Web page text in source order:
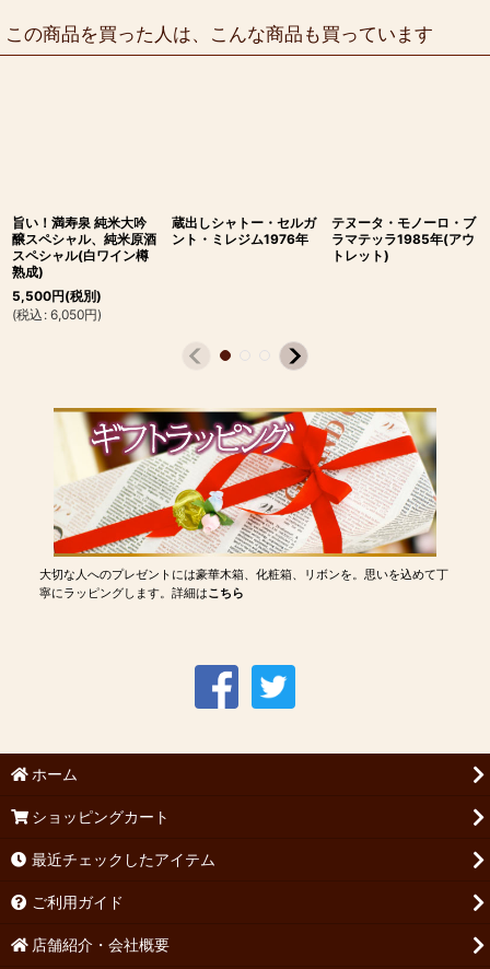
この商品を買った人は、こんな商品も買っています
旨い！満寿泉 純米大吟
醸スペシャル、純米原酒
スペシャル(白ワイン樽
熟成)
5,500円(税別)
(税込 : 6,050円)
蔵出しシャトー・セルガ
ント・ミレジム1976年
テヌータ・モノーロ・ブ
ラマテッラ1985年(アウ
トレット)
大切な人へのプレゼントには豪華木箱、化粧箱、リボンを。思いを込めて丁
寧にラッピングします。詳細はこちら
ホーム
ショッピングカート
最近チェックしたアイテム
ご利用ガイド
店舗紹介・会社概要